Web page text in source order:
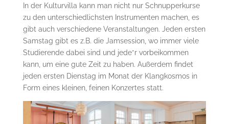
In der Kulturvilla kann man nicht nur Schnupperkurse
zu den unterschiedlichsten Instrumenten machen, es
gibt auch verschiedene Veranstaltungen. Jeden ersten
Samstag gibt es z.B. die Jamsession, wo immer viele
Studierende dabei sind und jede*r vorbeikommen
kann, um eine gute Zeit zu haben. Außerdem findet
jeden ersten Dienstag im Monat der Klangkosmos in
Form eines kleinen, feinen Konzertes statt.